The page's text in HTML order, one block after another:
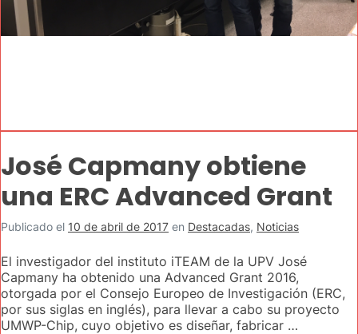
José Capmany obtiene
una ERC Advanced Grant
Publicado el 10 de abril de 2017 en Destacadas, Noticias
El investigador del instituto iTEAM de la UPV José
Capmany ha obtenido una Advanced Grant 2016,
otorgada por el Consejo Europeo de Investigación (ERC,
por sus siglas en inglés), para llevar a cabo su proyecto
UMWP-Chip, cuyo objetivo es diseñar, fabricar …